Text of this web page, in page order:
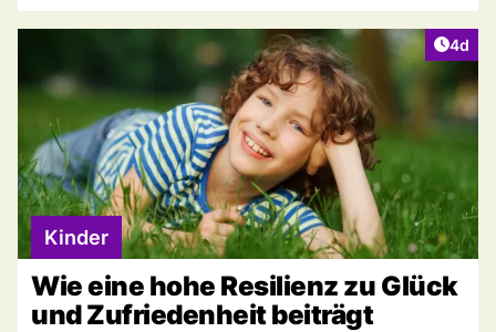
4d
Kinder
Wie eine hohe Resilienz zu Glück
und Zufriedenheit beiträgt